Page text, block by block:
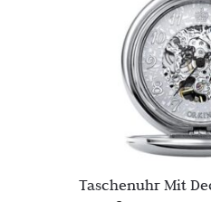
Taschenuhr Mit